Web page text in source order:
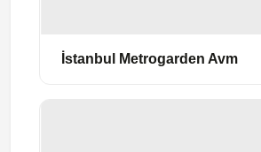
İstanbul Metrogarden Avm